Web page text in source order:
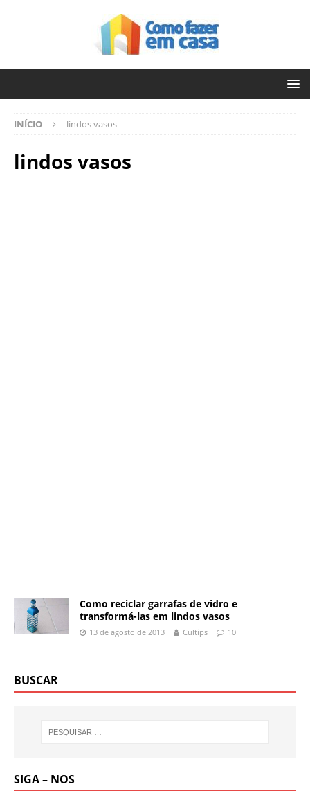
INÍCIO lindos vasos
lindos vasos
Como reciclar garrafas de vidro e
transformá-las em lindos vasos
13 de agosto de 2013 Cultips 10
BUSCAR
SIGA – NOS